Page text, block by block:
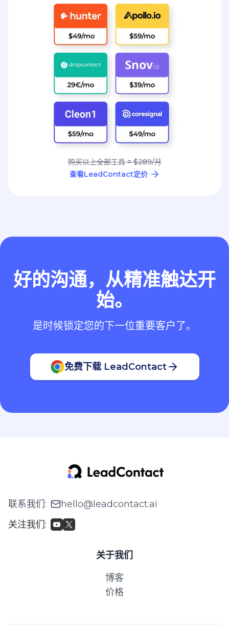
购买以上全部工具 = $289/月
查看LeadContact定价
好的沟通，从精准触达开
始。
是时候锁定您的下一位重要客户了。
免费下载 LeadContact
联系我们:
hello@leadcontact.ai
关注我们:
关于我们
博客
价格